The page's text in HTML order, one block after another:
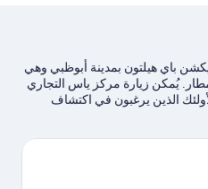
باي هيلتون بمدينة أبوظبي وهي
يُمكن زيارة مركز ياس التجاري
الذين يرغبون في اكتشاف
ياس ووترورلد والمدينة
عالم فيراري، أو شاهد حدثًا أو